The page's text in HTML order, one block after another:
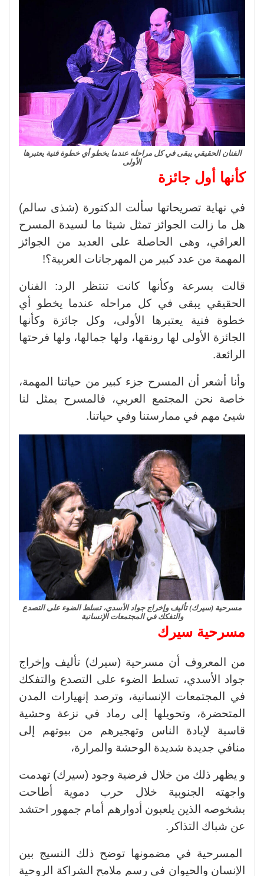
الفنان الحقيقي يبقى في كل مراحله عندما يخطو أي خطوة فنية يعتبرها
الأولى
كأنها أول جائزة
في نهاية تصريحاتها سألت الدكتورة (شذى سالم)
هل ما زالت الجوائز تمثل شيئا ما لسيدة المسرح
العراقي، وهى الحاصلة على العديد من الجوائز
المهمة من عدد كبير من المهرجانات العربية؟!
قالت بسرعة وكأنها كانت تنتظر الرد: الفنان
الحقيقي يبقى في كل مراحله عندما يخطو أي
خطوة فنية يعتبرها الأولى، وكل جائزة وكأنها
الجائزة الأولى لها رونقها، ولها جمالها، ولها فرحتها
الرائعة.
وأنا أشعر أن المسرح جزء كبير من حياتنا المهمة،
خاصة نحن المجتمع العربي، فالمسرح يمثل لنا
شيئ مهم في ممارستنا وفي حياتنا.
مسرحية (سيرك) تأليف وإخراج جواد الأسدي، تسلط الضوء على التصدع
والتفكك في المجتمعات الإنسانية
مسرحية سيرك
من المعروف أن مسرحية (سيرك) تأليف وإخراج
جواد الأسدي، تسلط الضوء على التصدع والتفكك
في المجتمعات الإنسانية، وترصد إنهيارات المدن
المتحضرة، وتحويلها إلى رماد في نزعة وحشية
قاسية لإبادة الناس وتهجيرهم من بيوتهم إلى
منافي جديدة شديدة الوحشة والمرارة،
و يظهر ذلك من خلال فرضية وجود (سيرك) تهدمت
واجهته الجنوبية خلال حرب دموية أطاحت
بشخوصه الذين يلعبون أدوارهم أمام جمهور احتشد
عن شباك التذاكر.
المسرحية في مضمونها توضح ذلك النسيج بين
الإنسان والحيوان في رسم ملامح الشراكة الروحية